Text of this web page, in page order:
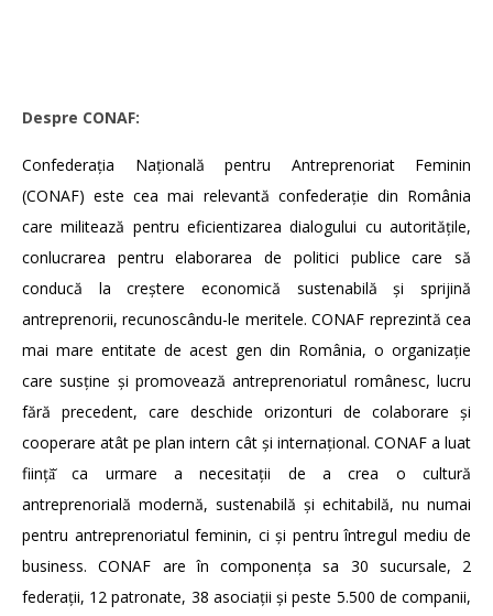
Despre CONAF:
Confederaţia Naţională pentru Antreprenoriat Feminin
(CONAF) este cea mai relevantă confederație din România
care militează pentru eficientizarea dialogului cu autoritățile,
conlucrarea pentru elaborarea de politici publice care să
conducă la creștere economică sustenabilă și sprijină
antreprenorii, recunoscându-le meritele. CONAF reprezintă cea
mai mare entitate de acest gen din România, o organizație
care susține și promovează antreprenoriatul românesc, lucru
fără precedent, care deschide orizonturi de colaborare și
cooperare atât pe plan intern cât și internațional. CONAF a luat
ființă̆ ca urmare a necesitații de a crea o cultură
antreprenorială modernă, sustenabilă și echitabilă, nu numai
pentru antreprenoriatul feminin, ci și pentru întregul mediu de
business. CONAF are în componența sa 30 sucursale, 2
federații, 12 patronate, 38 asociații și peste 5.500 de companii,